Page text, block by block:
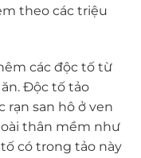
theo các triệu
các độc tố từ
Độc tố tảo
rạn san hô ở ven
thân mềm như
tố có trong tảo này